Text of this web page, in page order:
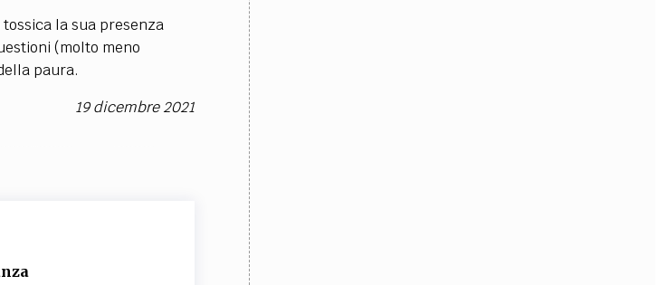
la sua presenza
(molto meno
paura.
19 dicembre 2021